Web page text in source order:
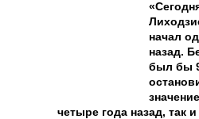
начал
назад.
был бы
четыре года назад, так